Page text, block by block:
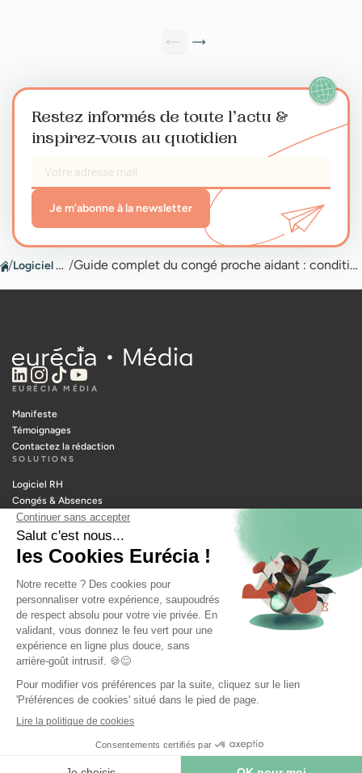
Restez informés de toute l’actu &
inspirez-vous au quotidien
Je m’abonne à la newsletter
/ Logiciel congés / Guide complet du congé proche aidant : conditions, droits et démarches
EURÉCIA MÉDIA
Manifeste
Témoignages
Contactez la rédaction
SOLUTIONS
Logiciel RH
Congés & Absences
Notes de frais
Portail RH
Temps & Activités
Paie
Recrutement
RESSOURCES
Outils manager
Glossaire RH
Métiers RH
© 2026 EURÉCIA — TOUS DROITS RÉSERVÉS |MENTIONS LÉGALES|POLITIQUE DE CONFIDENTIALITÉ